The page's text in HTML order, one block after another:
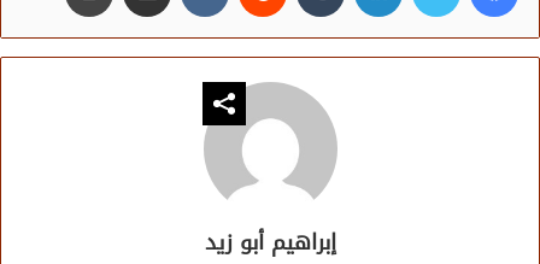
إبراهيم أبو زيد